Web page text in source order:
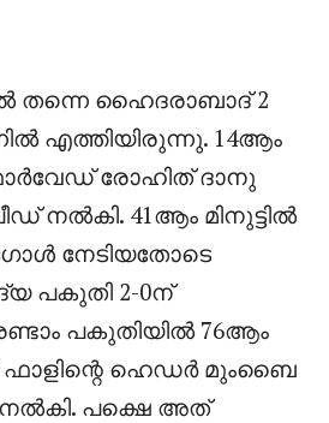
തന്നെ ഹൈദരാബാദ് 2
എത്തിയിരുന്നു. 14ആം
രോഹിത് ദാനു
നൽകി. 41ആം മിനുട്ടിൽ
നേടിയതോടെ
പകുതി 2-0ന്
പകുതിയിൽ 76ആം
ഫാളിന്റെ ഹെഡർ മുംബൈ
നൽകി. പക്ഷെ അത്